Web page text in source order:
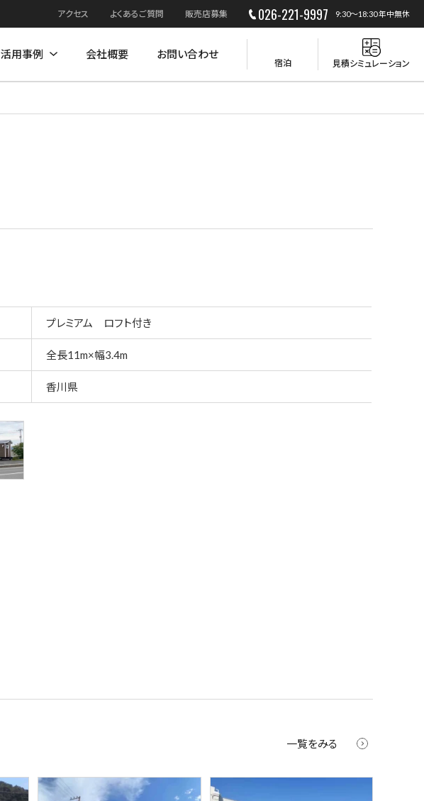
アクセス よくあるご質問 販売店募集 026-221-9997 9:30～18:30 年中無休
活用事例 会社概要 お問い合わせ
宿泊 見積シミュレーション
プレミアム ロフト付き
全長11m×幅3.4m
香川県
一覧をみる